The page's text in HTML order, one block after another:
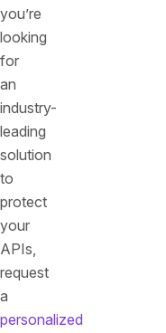
you’re
looking
for
an
industry-
leading
solution
to
protect
your
APIs,
request
a
personalized